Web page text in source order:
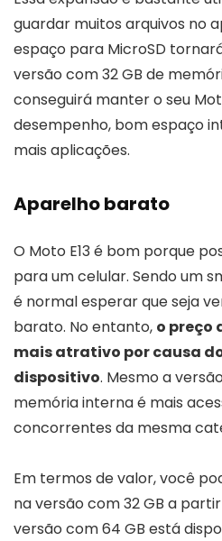
guardar muitos arquivos no
espaço para MicroSD
versão com 32 GB de
conseguirá manter o seu
desempenho, bom espaço
mais aplicações.
Aparelho barato
O Moto E13 é bom porque
para um celular. Sendo um
é normal esperar que seja
barato. No entanto, o preço
mais atrativo por causa
dispositivo. Mesmo a
memória interna é mais
concorrentes da mesma
Em termos de valor, você
na versão com 32 GB a partir
versão com 64 GB está